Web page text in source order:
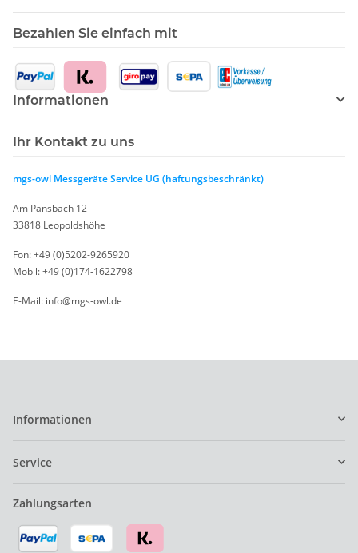
Bezahlen Sie einfach mit
Informationen
Ihr Kontakt zu uns
mgs-owl Messgeräte Service UG (haftungsbeschränkt)
Am Pansbach 12
33818 Leopoldshöhe
Fon: +49 (0)5202-9265920
Mobil: +49 (0)174-1622798
E-Mail: info@mgs-owl.de
Informationen
Service
Zahlungsarten